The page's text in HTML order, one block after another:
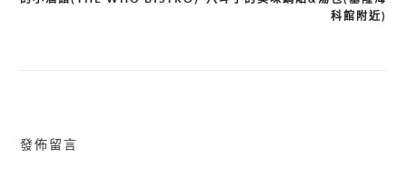
科館附近)
發佈留言